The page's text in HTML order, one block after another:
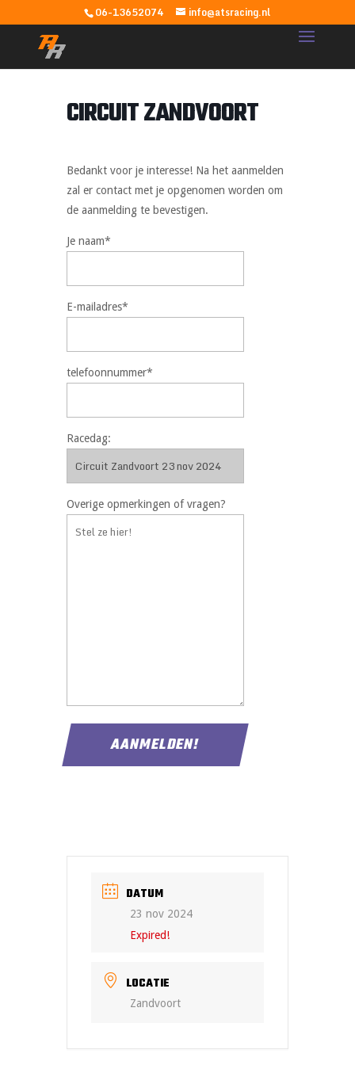
06-13652074 info@atsracing.nl
CIRCUIT ZANDVOORT
Bedankt voor je interesse! Na het aanmelden
zal er contact met je opgenomen worden om
de aanmelding te bevestigen.
Je naam*
E-mailadres*
telefoonnummer*
Racedag:
Overige opmerkingen of vragen?
DATUM
23 nov 2024
Expired!
LOCATIE
Zandvoort